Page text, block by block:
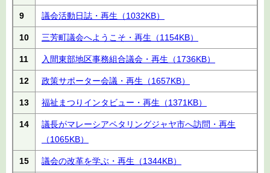
9 議会活動日誌・再生 （1032KB）
10 三芳町議会へようこそ・再生 （1154KB）
11 入間東部地区事務組合議会・再生 （1736KB）
12 政策サポーター会議・再生 （1657KB）
13 福祉まつりインタビュー・再生 （1371KB）
14
議長がマレーシアペタリングジャヤ市へ訪問・再生
（1065KB）
15 議会の改革を学ぶ・再生 （1344KB）